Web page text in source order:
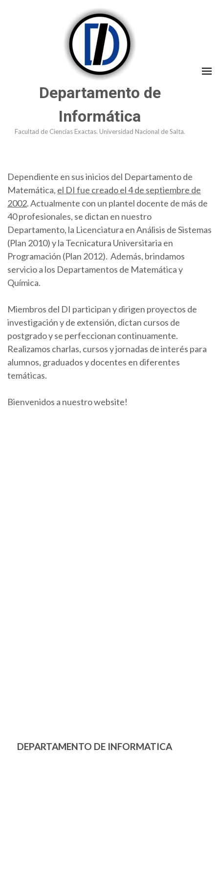
Departamento de
Informática
Facultad de Ciencias Exactas. Universidad Nacional de Salta.
Dependiente en sus inicios del Departamento de
Matemática, el DI fue creado el 4 de septiembre de
2002. Actualmente con un plantel docente de más de
40 profesionales, se dictan en nuestro
Departamento, la Licenciatura en Análisis de Sistemas
(Plan 2010) y la Tecnicatura Universitaria en
Programación (Plan 2012). Además, brindamos
servicio a los Departamentos de Matemática y
Química.
Miembros del DI participan y dirigen proyectos de
investigación y de extensión, dictan cursos de
postgrado y se perfeccionan continuamente.
Realizamos charlas, cursos y jornadas de interés para
alumnos, graduados y docentes en diferentes
temáticas.
Bienvenidos a nuestro website!
DEPARTAMENTO DE INFORMATICA